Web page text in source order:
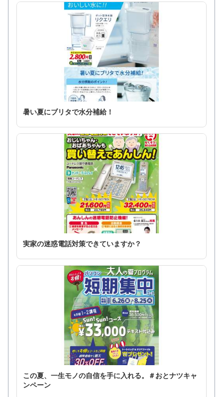
暑い夏にブリタで水分補給！
実家の迷惑電話対策できていますか？
この夏、一生モノの自信を手に入れる。＃おとナツキャ
ンペーン